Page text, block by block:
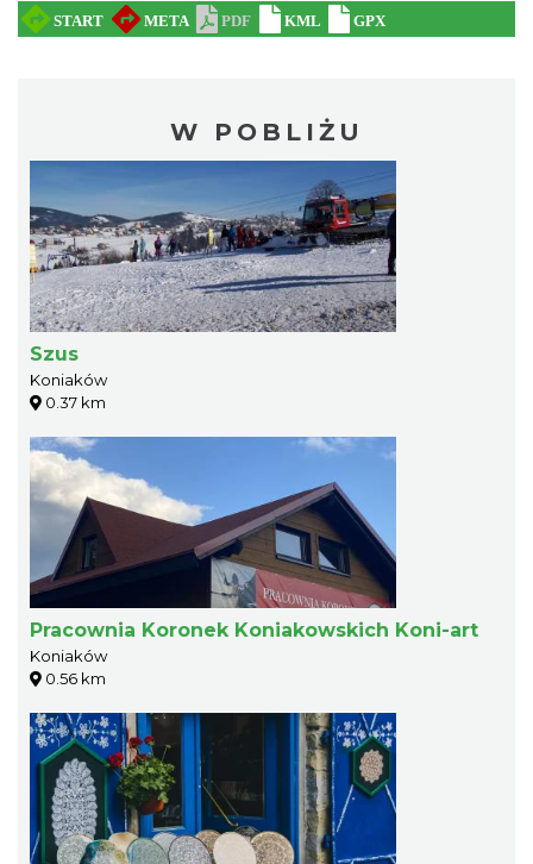
W POBLIŻU
Szus
Koniaków
0.37 km
Pracownia Koronek Koniakowskich Koni-art
Koniaków
0.56 km